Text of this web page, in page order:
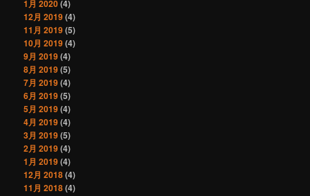
1月 2020(4)
12月 2019(4)
11月 2019(5)
10月 2019(4)
9月 2019(4)
8月 2019(5)
7月 2019(4)
6月 2019(5)
5月 2019(4)
4月 2019(4)
3月 2019(5)
2月 2019(4)
1月 2019(4)
12月 2018(4)
11月 2018(4)